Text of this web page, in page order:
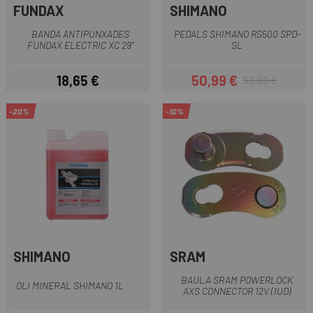
FUNDAX
BANDA ANTIPUNXADES
FUNDAX ELECTRIC XC 29"
Preu
18,65 €
SHIMANO
PEDALS SHIMANO RS500 SPD-
SL
Preu
50,99 €Preu regular
59,99 €
-20%
SHIMANO
OLI MINERAL SHIMANO 1L
-10%
SRAM
BAULA SRAM POWERLOCK
AXS CONNECTOR 12V (1UD)